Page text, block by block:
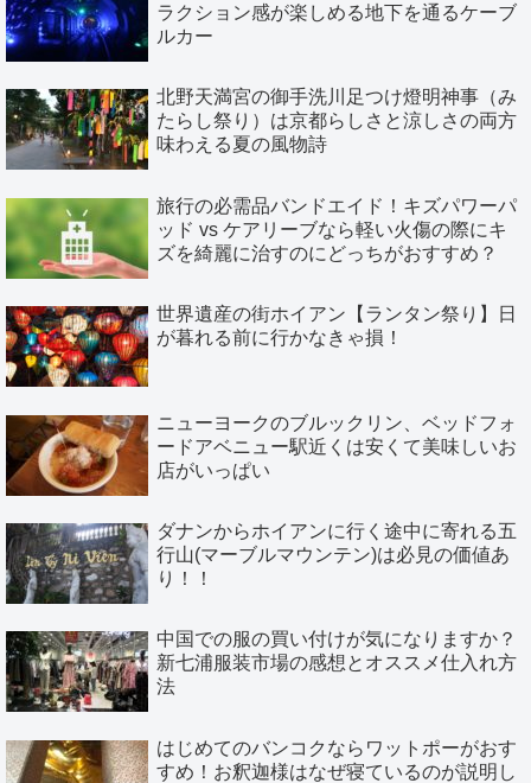
ラクション感が楽しめる地下を通るケーブ
ルカー
北野天満宮の御手洗川足つけ燈明神事（み
たらし祭り）は京都らしさと涼しさの両方
味わえる夏の風物詩
旅行の必需品バンドエイド！キズパワーパ
ッド vs ケアリーブなら軽い火傷の際にキ
ズを綺麗に治すのにどっちがおすすめ？
世界遺産の街ホイアン【ランタン祭り】日
が暮れる前に行かなきゃ損！
ニューヨークのブルックリン、ベッドフォ
ードアベニュー駅近くは安くて美味しいお
店がいっぱい
ダナンからホイアンに行く途中に寄れる五
行山(マーブルマウンテン)は必見の価値あ
り！！
中国での服の買い付けが気になりますか？
新七浦服装市場の感想とオススメ仕入れ方
法
はじめてのバンコクならワットポーがおす
すめ！お釈迦様はなぜ寝ているのが説明し